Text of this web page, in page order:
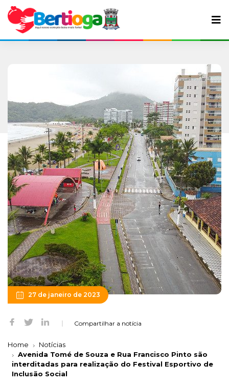
27 de janeiro de 2023
Compartilhar a notícia
Home
Notícias
Avenida Tomé de Souza e Rua Francisco Pinto são
interditadas para realização do Festival Esportivo de
Inclusão Social